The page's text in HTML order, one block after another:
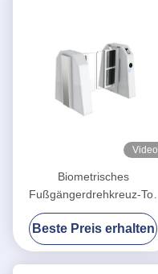
Video
Biometrisches
Fußgängerdrehkreuz-Tor
900mm Breiten-RS485
Beste Preis erhalten